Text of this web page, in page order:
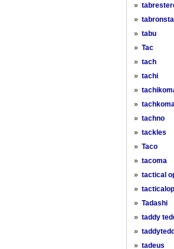
»
»
» tabu
» Tac
» tach
» tachi
»
» tachkoma
» tachno
» tackles
» Taco
» tacoma
» tactical
»
» Tadashi
» taddy
»
» tadeus